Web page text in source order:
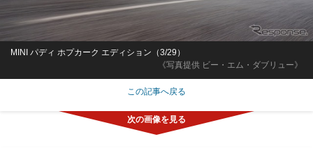
《写真提供 ビー・エム・ダブリュー》
MINI パディ ホプカーク エディション（3/29）
この記事へ戻る